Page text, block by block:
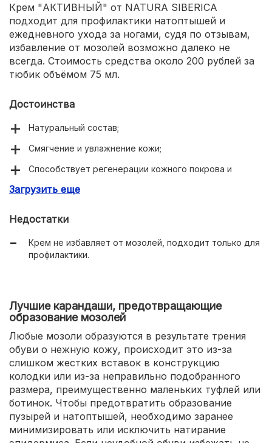
Крем "АКТИВНЫЙ" от NATURA SIBERICA
подходит для профилактики натоптышей и
ежедневного ухода за ногами, судя по отзывам,
избавление от мозолей возможно далеко не
всегда. Стоимость средства около 200 рублей за
тюбик объёмом 75 мл.
Достоинства
Натуральный состав;
Смягчение и увлажнение кожи;
Способствует регенерации кожного покрова и
Загрузить еще
Недостатки
Крем не избавляет от мозолей, подходит только для
профилактики.
Лучшие карандаши, предотвращающие
образование мозолей
Любые мозоли образуются в результате трения
обуви о нежную кожу, происходит это из-за
слишком жестких вставок в конструкцию
колодки или из-за неправильно подобранного
размера, преимущественно маленьких туфлей или
ботинок. Чтобы предотвратить образование
пузырей и натоптышей, необходимо заранее
минимизировать или исключить натирание